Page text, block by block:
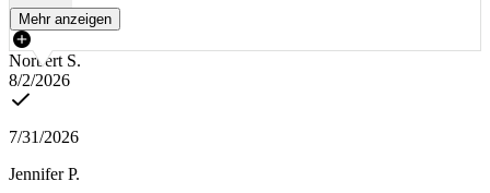
Mehr anzeigen
Norbert S.
8/2/2026
7/31/2026
Jennifer P.